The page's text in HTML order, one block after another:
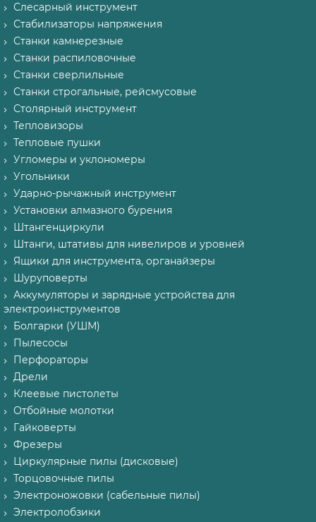
Слесарный инструмент
Стабилизаторы напряжения
Станки камнерезные
Станки распиловочные
Станки сверлильные
Станки строгальные, рейсмусовые
Столярный инструмент
Тепловизоры
Тепловые пушки
Угломеры и уклономеры
Угольники
Ударно-рычажный инструмент
Установки алмазного бурения
Штангенциркули
Штанги, штативы для нивелиров и уровней
Ящики для инструмента, органайзеры
Шуруповерты
Аккумуляторы и зарядные устройства для
электроинструментов
Болгарки (УШМ)
Пылесосы
Перфораторы
Дрели
Клеевые пистолеты
Отбойные молотки
Гайковерты
Фрезеры
Циркулярные пилы (дисковые)
Торцовочные пилы
Электроножовки (сабельные пилы)
Электролобзики